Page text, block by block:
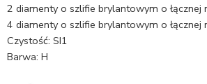
2 diamenty o szlifie brylantowym o łącznej
4 diamenty o szlifie brylantowym o łącznej
Czystość: SI1
Barwa: H